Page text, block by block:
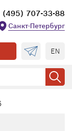
(495) 707-33-88
Санкт-Петербург
EN